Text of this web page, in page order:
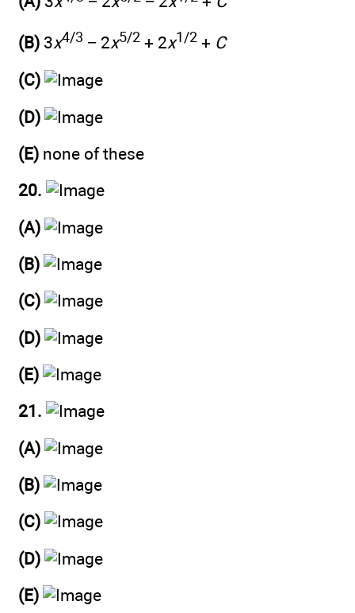
(B) 3x4/3 − 2x5/2 + 2x1/2 + C
(C)
(D)
(E) none of these
20.
(A)
(B)
(C)
(D)
(E)
21.
(A)
(B)
(C)
(D)
(E)